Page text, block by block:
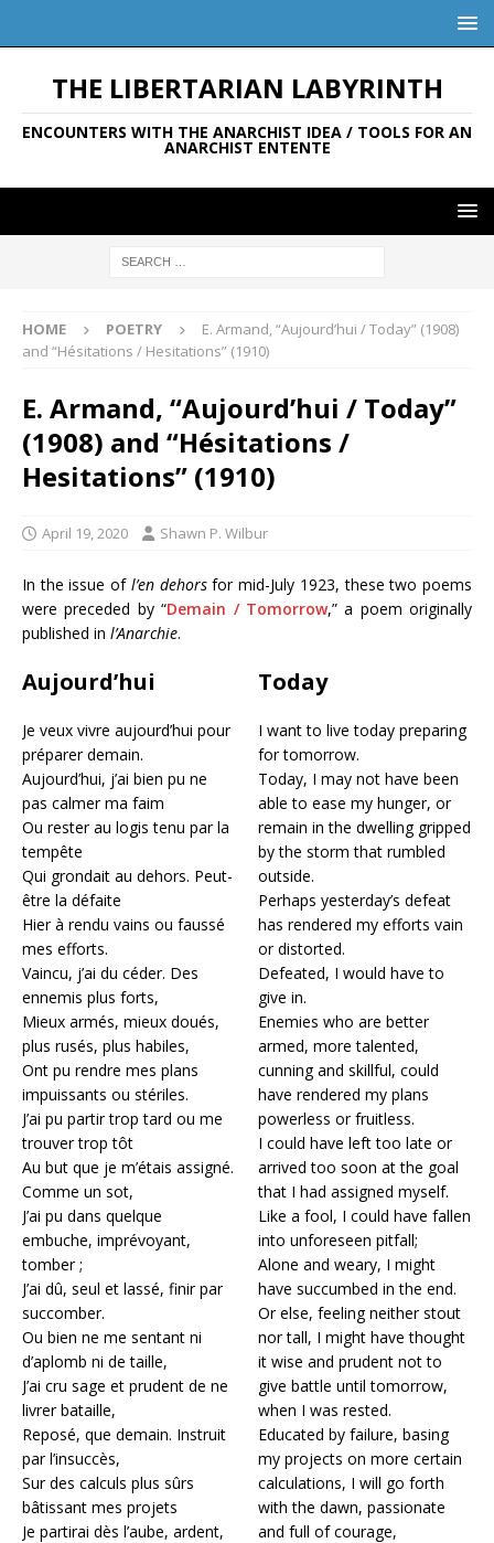
THE LIBERTARIAN LABYRINTH
ENCOUNTERS WITH THE ANARCHIST IDEA / TOOLS FOR AN
ANARCHIST ENTENTE
HOME POETRY
E. Armand, “Aujourd’hui / Today” (1908)
and “Hésitations / Hesitations” (1910)
E. Armand, “Aujourd’hui / Today”
(1908) and “Hésitations /
Hesitations” (1910)
April 19, 2020 Shawn P. Wilbur
In the issue of l’en dehorsfor mid-July 1923, these two poems
were preceded by “Demain / Tomorrow,” a poem originally
published in l’Anarchie.
Aujourd’hui
Je veux vivre aujourd’hui pour
préparer demain.
Aujourd’hui, j’ai bien pu ne
pas calmer ma faim
Ou rester au logis tenu par la
tempête
Qui grondait au dehors. Peut-
être la défaite
Hier à rendu vains ou faussé
mes efforts.
Vaincu, j’ai du céder. Des
ennemis plus forts,
Mieux armés, mieux doués,
plus rusés, plus habiles,
Ont pu rendre mes plans
impuissants ou stériles.
J’ai pu partir trop tard ou me
trouver trop tôt
Au but que je m’étais assigné.
Comme un sot,
J’ai pu dans quelque
embuche, imprévoyant,
tomber ;
J’ai dû, seul et lassé, finir par
succomber.
Ou bien ne me sentant ni
d’aplomb ni de taille,
J’ai cru sage et prudent de ne
livrer bataille,
Reposé, que demain. Instruit
par l’insuccès,
Sur des calculs plus sûrs
bâtissant mes projets
Je partirai dès l’aube, ardent,
Today
I want to live today preparing
for tomorrow.
Today, I may not have been
able to ease my hunger, or
remain in the dwelling gripped
by the storm that rumbled
outside.
Perhaps yesterday’s defeat
has rendered my efforts vain
or distorted.
Defeated, I would have to
give in.
Enemies who are better
armed, more talented,
cunning and skillful, could
have rendered my plans
powerless or fruitless.
I could have left too late or
arrived too soon at the goal
that I had assigned myself.
Like a fool, I could have fallen
into unforeseen pitfall;
Alone and weary, I might
have succumbed in the end.
Or else, feeling neither stout
nor tall, I might have thought
it wise and prudent not to
give battle until tomorrow,
when I was rested.
Educated by failure, basing
my projects on more certain
calculations, I will go forth
with the dawn, passionate
and full of courage,